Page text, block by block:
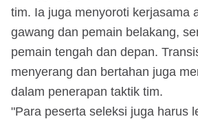
tim. Ia juga menyoroti kerjasama
gawang dan pemain belakang,
pemain tengah dan depan.
menyerang dan bertahan juga
dalam penerapan taktik tim.
"Para peserta seleksi juga harus